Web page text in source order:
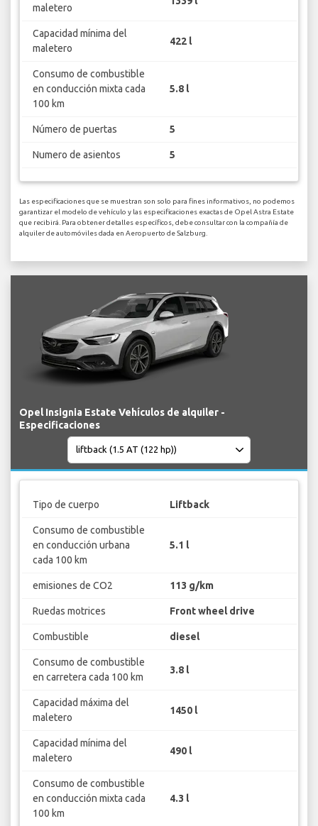
maletero
Capacidad mínima del
maletero
422 l
Consumo de combustible
en conducción mixta cada
100 km
5.8 l
Número de puertas 5
Numero de asientos 5
Las especificaciones que se muestran son solo para fines informativos, no podemos
garantizar el modelo de vehículo y las especificaciones exactas de Opel Astra Estate
que recibirá. Para obtener detalles específicos, debe consultar con la compañía de
alquiler de automóviles dada en Aeropuerto de Salzburg.
Opel Insignia Estate Vehículos de alquiler -
Especificaciones
Tipo de cuerpo Liftback
Consumo de combustible
en conducción urbana
cada 100 km
5.1 l
emisiones de CO2 113 g/km
Ruedas motrices Front wheel drive
Combustible diesel
Consumo de combustible
en carretera cada 100 km
3.8 l
Capacidad máxima del
maletero
1450 l
Capacidad mínima del
maletero
490 l
Consumo de combustible
en conducción mixta cada
100 km
4.3 l